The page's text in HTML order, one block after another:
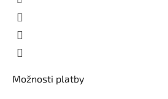
Možnosti platby